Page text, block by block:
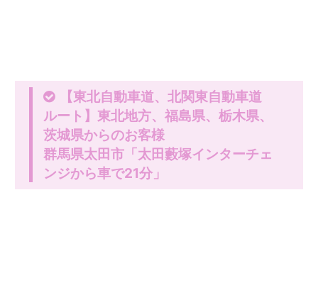
【東北自動車道、北関東自動車道
ルート】東北地方、福島県、栃木県、
茨城県からのお客様
群馬県太田市「太田藪塚インターチェ
ンジから車で21分」